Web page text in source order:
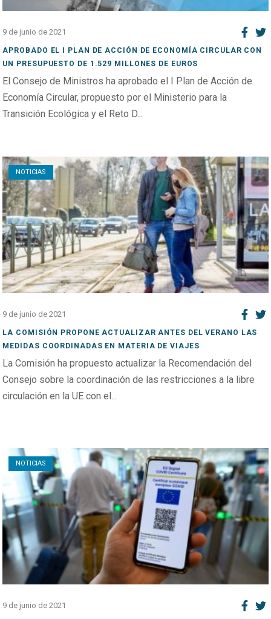
9 de junio de 2021
APROBADO EL I PLAN DE ACCIÓN DE ECONOMÍA CIRCULAR CON
UN PRESUPUESTO DE 1.529 MILLONES DE EUROS
El Consejo de Ministros ha aprobado el I Plan de Acción de
Economía Circular, propuesto por el Ministerio para la
Transición Ecológica y el Reto D...
NOTICIAS
Open post
9 de junio de 2021
LA COMISIÓN PROPONE ACTUALIZAR ANTES DEL VERANO LAS
MEDIDAS COORDINADAS EN MATERIA DE VIAJES
La Comisión ha propuesto actualizar la Recomendación del
Consejo sobre la coordinación de las restricciones a la libre
circulación en la UE con el...
NOTICIAS
Open post
9 de junio de 2021